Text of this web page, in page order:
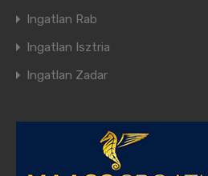
Ingatlan Rab
Ingatlan Isztria
Ingatlan Zadar